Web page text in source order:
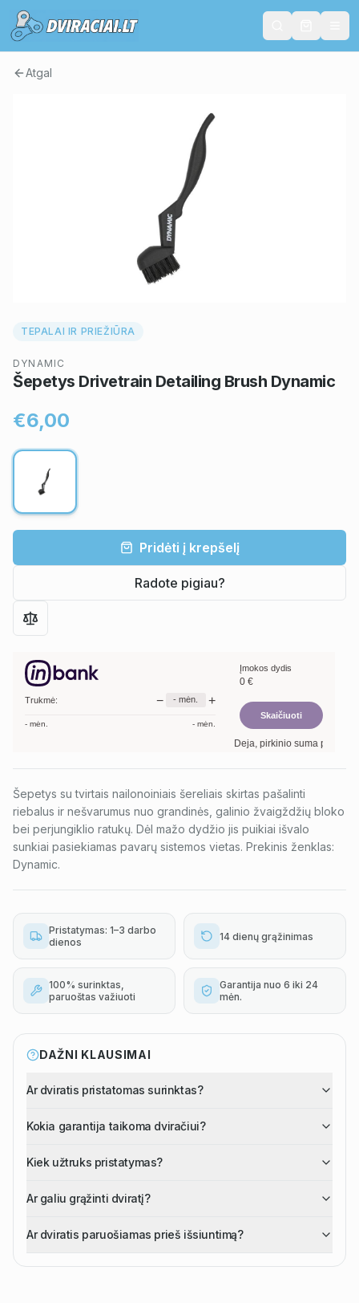
Atgal
TEPALAI IR PRIEŽIŪRA
DYNAMIC
Šepetys Drivetrain Detailing Brush Dynamic
€6,00
Pridėti į krepšelį
Radote pigiau?
Trukmė: − - mėn. +
- mėn. -mėn.
Įmokos dydis
0 €
Skaičiuoti
Deja, pirkinio suma per
Šepetys su tvirtais nailonoiniais šereliais skirtas pašalinti
riebalus ir nešvarumus nuo grandinės, galinio žvaigždžių bloko
bei perjungiklio ratukų. Dėl mažo dydžio jis puikiai išvalo
sunkiai pasiekiamas pavarų sistemos vietas. Prekinis ženklas:
Dynamic.
Pristatymas: 1–3 darbo
dienos
14 dienų grąžinimas
100% surinktas,
paruoštas važiuoti
Garantija nuo 6 iki 24
mėn.
DAŽNI KLAUSIMAI
Ar dviratis pristatomas surinktas?
Kokia garantija taikoma dviračiui?
Kiek užtruks pristatymas?
Ar galiu grąžinti dviratį?
Ar dviratis paruošiamas prieš išsiuntimą?